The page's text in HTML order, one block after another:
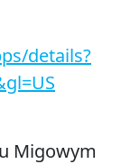
details?
Migowym